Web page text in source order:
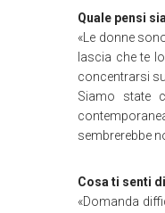
Quale pensi
«Le donne
lascia che te
concentrarsi
Siamo state
sembrerebbe
Cosa ti senti
«Domanda